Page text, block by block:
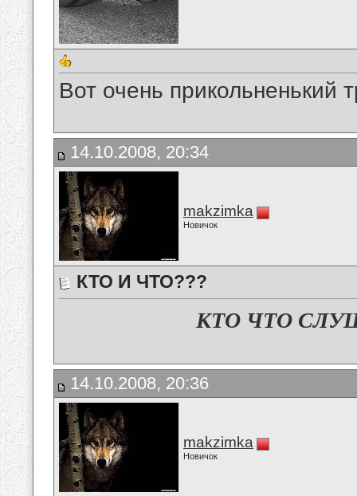
Вот очень прикольненький
14.10.2008, 20:34
makzimka
Новичок
КТО И ЧТО???
КТО ЧТО
14.10.2008, 20:36
makzimka
Новичок